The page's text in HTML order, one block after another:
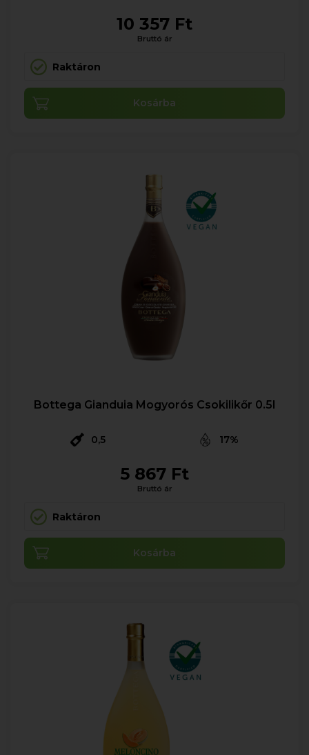
10 357 Ft
Bruttó ár
Raktáron
Kosárba
Bottega Gianduia Mogyorós Csokilikőr 0.5l
0,5 17%
5 867 Ft
Bruttó ár
Raktáron
Kosárba